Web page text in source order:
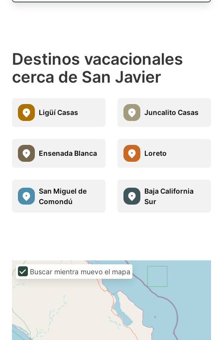
Destinos vacacionales
cerca de San Javier
Ligüí Casas Juncalito Casas
Ensenada Blanca Loreto
San Miguel de
Comondú
Baja California
Sur
Buscar mientra muevo el mapa